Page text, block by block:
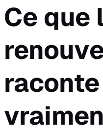
Ce que
raconte